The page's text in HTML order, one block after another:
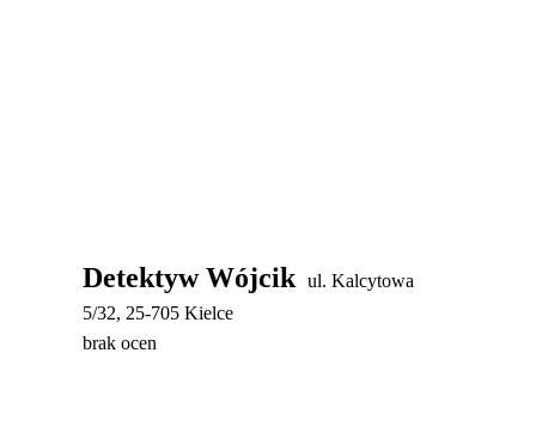
Detektyw Wójcik
ul. Kalcytowa
5/32, 25-705 Kielce
brak ocen